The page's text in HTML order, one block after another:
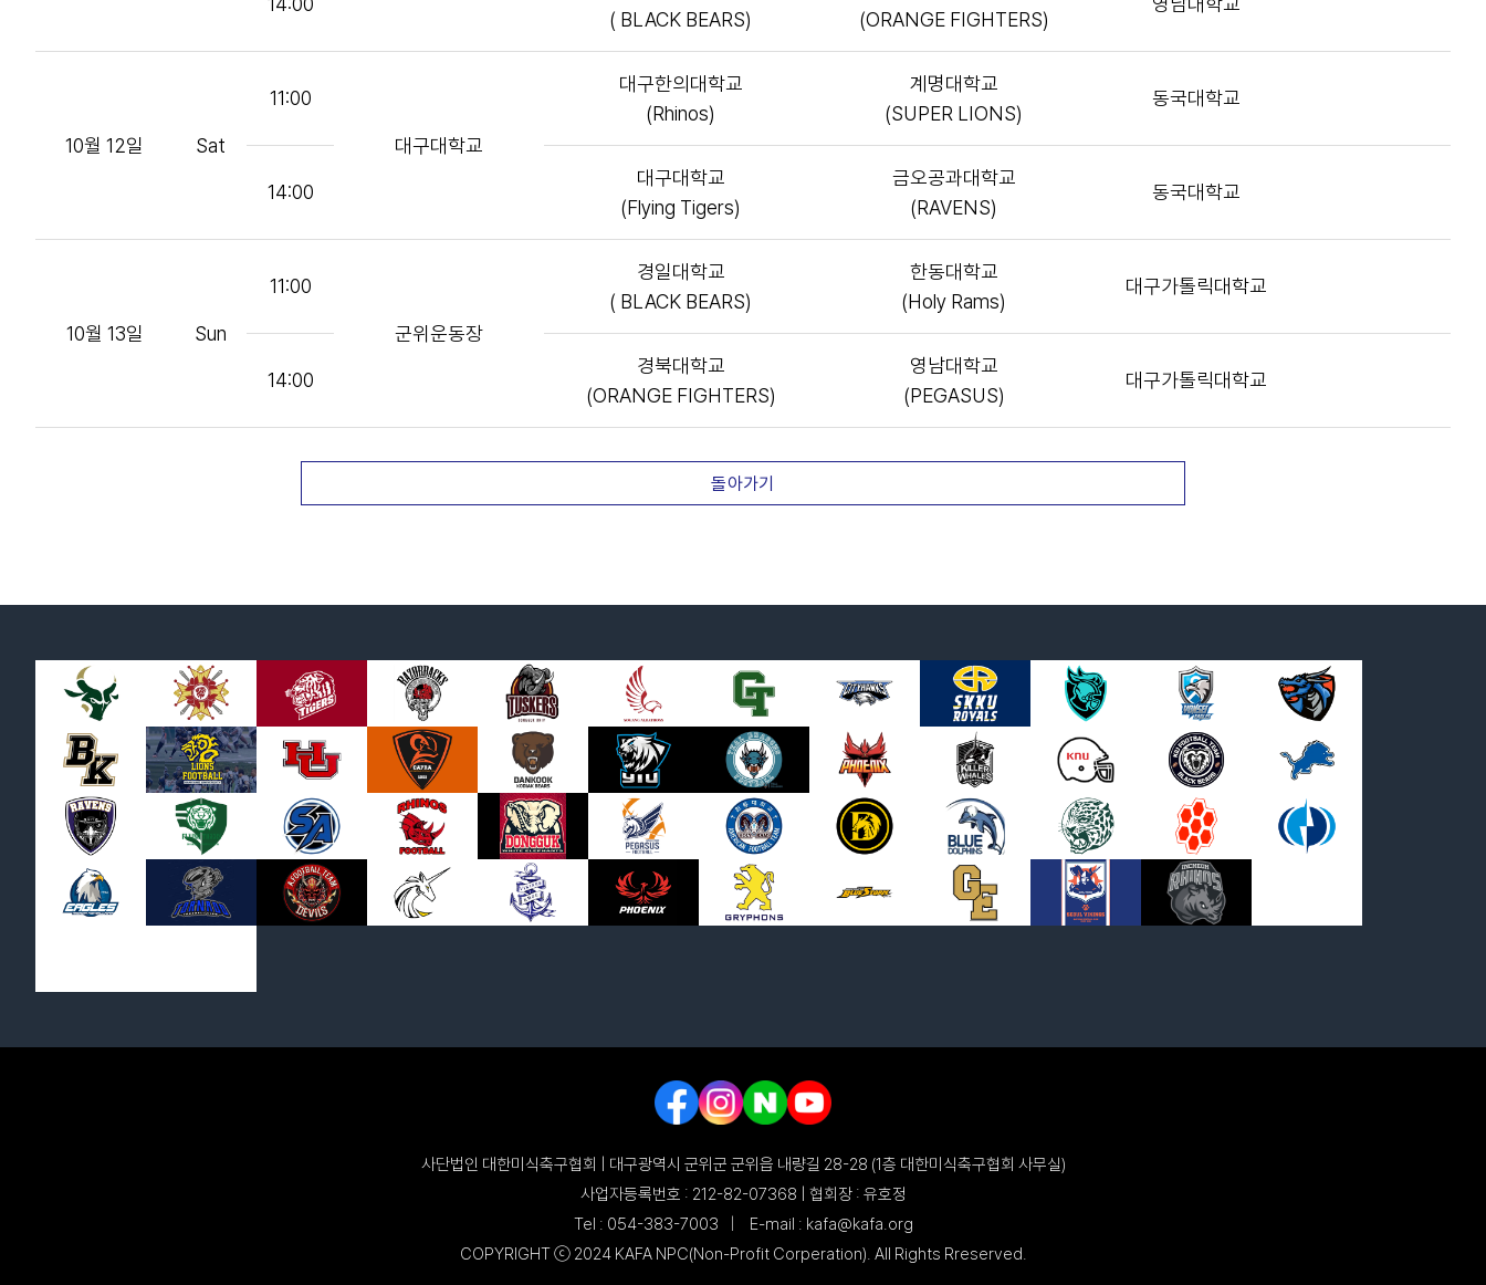
( BLACK BEARS)
(ORANGE FIGHTERS)
10월 12일 Sat
11:00
대구대학교
대구한의대학교
(Rhinos)
계명대학교
(SUPER LIONS)
동국대학교
14:00
대구대학교
(Flying Tigers)
금오공과대학교
(RAVENS)
동국대학교
10월 13일 Sun
11:00
군위운동장
경일대학교
( BLACK BEARS)
한동대학교
(Holy Rams)
대구가톨릭대학교
14:00
경북대학교
(ORANGE FIGHTERS)
영남대학교
(PEGASUS)
대구가톨릭대학교
돌아가기
사단법인 대한미식축구협회 | 대구광역시 군위군 군위읍 내량길 28-28 (1층 대한미식축구협회 사무실)
사업자등록번호 : 212-82-07368 | 협회장 : 유호정
Tel : 054-383-7003
E-mail : kafa@kafa.org
COPYRIGHT ⓒ 2024 KAFA NPC(Non-Profit Corperation). All Rights Rreserved.